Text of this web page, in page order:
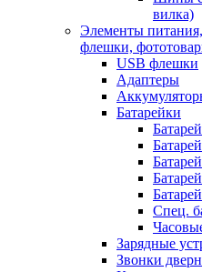
вилка)
Элементы
флешки,
USB флешки
Адаптеры
Батарейки
Спец.
Зарядные
Звонки